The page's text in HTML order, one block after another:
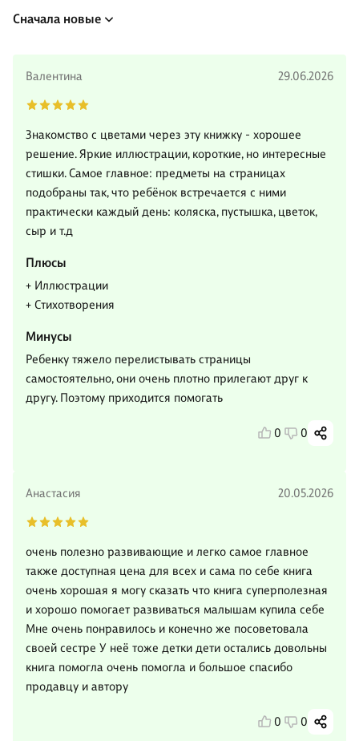
Сначала новые
Валентина 29.06.2026
Знакомство с цветами через эту книжку - хорошее
решение. Яркие иллюстрации, короткие, но интересные
стишки. Самое главное: предметы на страницах
подобраны так, что ребёнок встречается с ними
практически каждый день: коляска, пустышка, цветок,
сыр и т.д
Плюсы
+ Иллюстрации
+ Стихотворения
Минусы
Ребенку тяжело перелистывать страницы
самостоятельно, они очень плотно прилегают друг к
другу. Поэтому приходится помогать
0 0
Анастасия 20.05.2026
очень полезно развивающие и легко самое главное
также доступная цена для всех и сама по себе книга
очень хорошая я могу сказать что книга суперполезная
и хорошо помогает развиваться малышам купила себе
Мне очень понравилось и конечно же посоветовала
своей сестре У неё тоже детки дети остались довольны
книга помогла очень помогла и большое спасибо
продавцу и автору
0 0